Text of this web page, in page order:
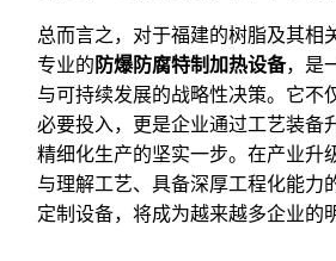
总而言之，对于福建的树脂及其相
专业的防爆防腐特制加热设备，是
与可持续发展的战略性决策。它不
必要投入，更是企业通过工艺装备
精细化生产的坚实一步。在产业升
与理解工艺、具备深厚工程化能力
定制设备，将成为越来越多企业的